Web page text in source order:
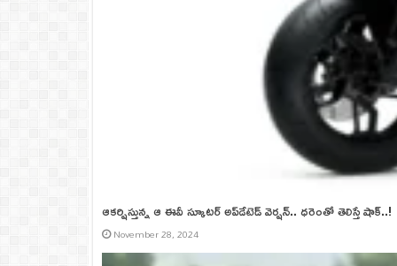
ఆకర్షిస్తున్న ఆ ఈవీ స్కూటర్ అప్‌డేటెడ్ వెర్షన్.. ధరెంతో తెలిస్తే షాక్..!
November 28, 2024